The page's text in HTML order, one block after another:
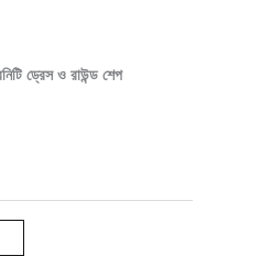
ড্রেস ও রাউন্ড শেপ